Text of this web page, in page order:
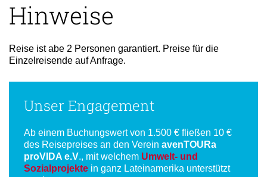
Hinweise
Reise ist abe 2 Personen garantiert. Preise für die
Unser Engagement
Ab einem Buchungswert von 1.500 € fließen 10 €
des Reisepreises an den VereinavenTOURa
proVIDA e.V., mit welchemUmwelt- und